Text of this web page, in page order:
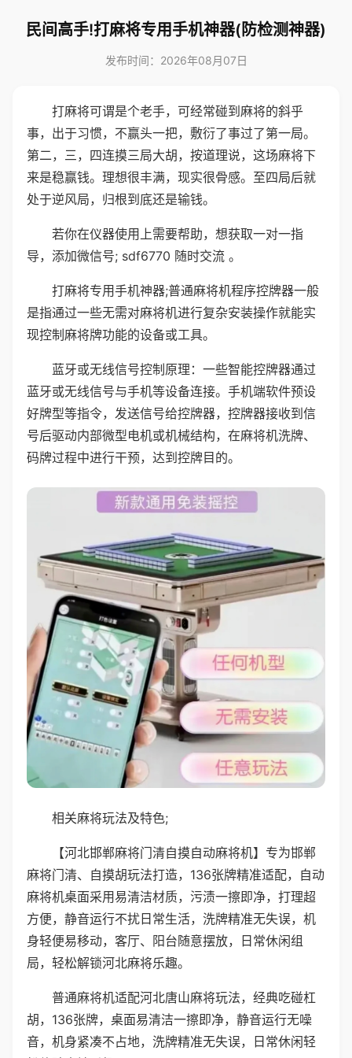
民间高手!打麻将专用手机神器(防检测神器)
发布时间：2026年08月07日
打麻将可谓是个老手，可经常碰到麻将的斜乎
事，出于习惯，不赢头一把，敷衍了事过了第一局。
第二，三，四连摸三局大胡，按道理说，这场麻将下
来是稳赢钱。理想很丰满，现实很骨感。至四局后就
处于逆风局，归根到底还是输钱。
若你在仪器使用上需要帮助，想获取一对一指
导，添加微信号; sdf6770 随时交流 。
打麻将专用手机神器;普通麻将机程序控牌器一般
是指通过一些无需对麻将机进行复杂安装操作就能实
现控制麻将牌功能的设备或工具。
蓝牙或无线信号控制原理：一些智能控牌器通过
蓝牙或无线信号与手机等设备连接。手机端软件预设
好牌型等指令，发送信号给控牌器，控牌器接收到信
号后驱动内部微型电机或机械结构，在麻将机洗牌、
码牌过程中进行干预，达到控牌目的。
相关麻将玩法及特色;
【河北邯郸麻将门清自摸自动麻将机】专为邯郸
麻将门清、自摸胡玩法打造，136张牌精准适配，自动
麻将机桌面采用易清洁材质，污渍一擦即净，打理超
方便，静音运行不扰日常生活，洗牌精准无失误，机
身轻便易移动，客厅、阳台随意摆放，日常休闲组
局，轻松解锁河北麻将乐趣。
普通麻将机适配河北唐山麻将玩法，经典吃碰杠
胡，136张牌，桌面易清洁一擦即净，静音运行无噪
音，机身紧凑不占地，洗牌精准无失误，日常休闲轻